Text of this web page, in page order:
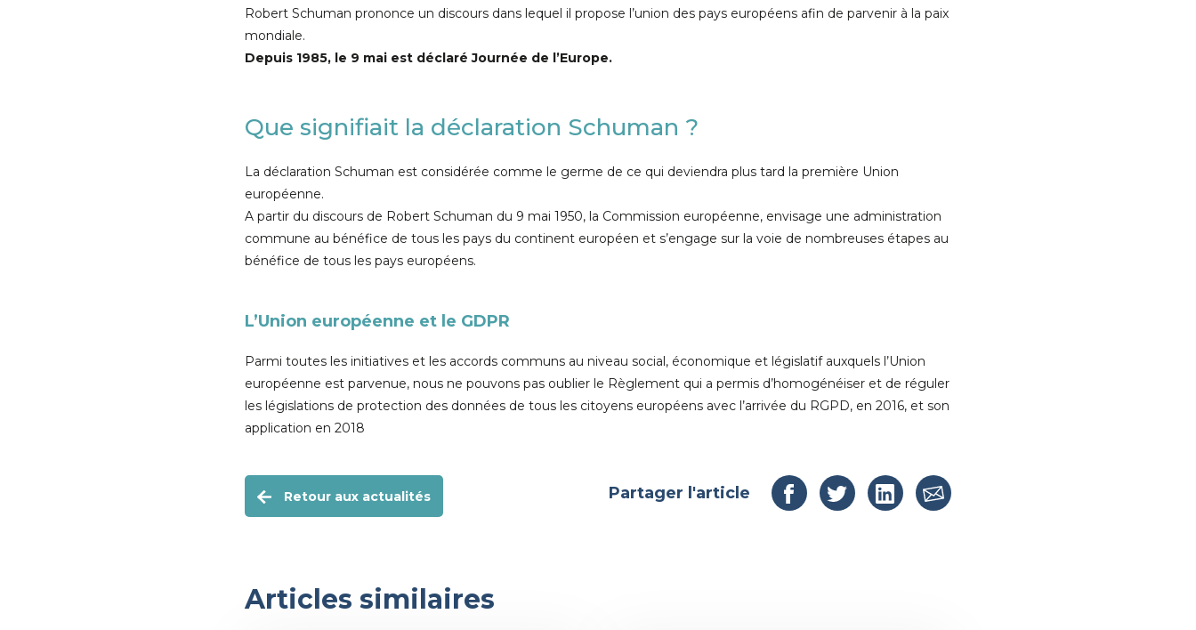
Robert Schuman prononce un discours dans lequel il propose l’union des pays européens afin de parvenir à la paix
mondiale.
Depuis 1985, le 9 mai est déclaré Journée de l’Europe.
Que signifiait la déclaration Schuman ?
La déclaration Schuman est considérée comme le germe de ce qui deviendra plus tard la première Union
européenne.
A partir du discours de Robert Schuman du 9 mai 1950, la Commission européenne, envisage une administration
commune au bénéfice de tous les pays du continent européen et s’engage sur la voie de nombreuses étapes au
bénéfice de tous les pays européens.
L’Union européenne et le GDPR
Parmi toutes les initiatives et les accords communs au niveau social, économique et législatif auxquels l’Union
européenne est parvenue, nous ne pouvons pas oublier le Règlement qui a permis d’homogénéiser et de réguler
les législations de protection des données de tous les citoyens européens avec l’arrivée du RGPD, en 2016, et son
application en 2018
Retour aux actualités Partager l'article
Articles similaires